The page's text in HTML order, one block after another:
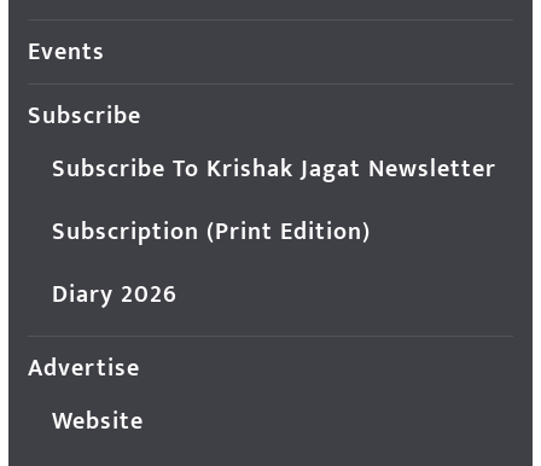
Events
Subscribe
Subscribe To Krishak Jagat Newsletter
Subscription (Print Edition)
Diary 2026
Advertise
Website